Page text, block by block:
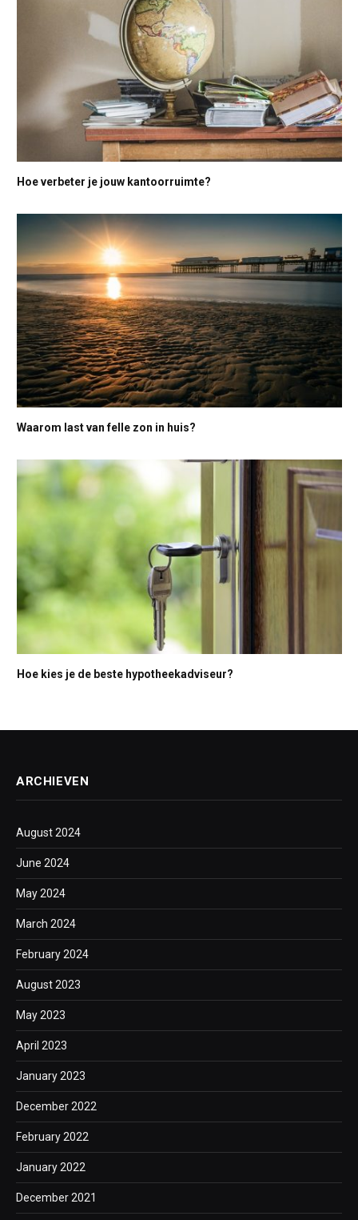
Hoe verbeter je jouw kantoorruimte?
Waarom last van felle zon in huis?
Hoe kies je de beste hypotheekadviseur?
ARCHIEVEN
August 2024
June 2024
May 2024
March 2024
February 2024
August 2023
May 2023
April 2023
January 2023
December 2022
February 2022
January 2022
December 2021